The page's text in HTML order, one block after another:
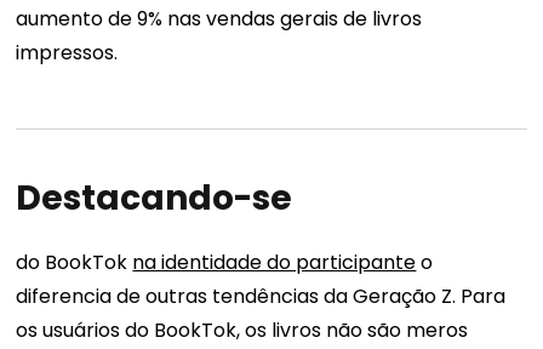
aumento de 9% nas vendas gerais de livros
impressos.
Destacando-se
do BookTok na identidade do participanteo
diferencia de outras tendências da Geração Z. Para
os usuários do BookTok, os livros não são meros